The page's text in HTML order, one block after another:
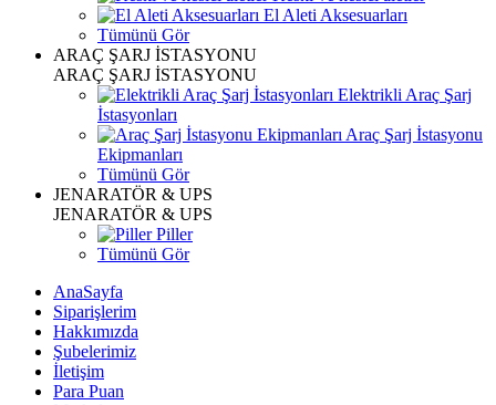
El Aleti Aksesuarları
Tümünü Gör
ARAÇ ŞARJ İSTASYONU
ARAÇ ŞARJ İSTASYONU
Elektrikli Araç Şarj
İstasyonları
Araç Şarj İstasyonu
Ekipmanları
Tümünü Gör
JENARATÖR & UPS
JENARATÖR & UPS
Piller
Tümünü Gör
AnaSayfa
Siparişlerim
Hakkımızda
Şubelerimiz
İletişim
Para Puan